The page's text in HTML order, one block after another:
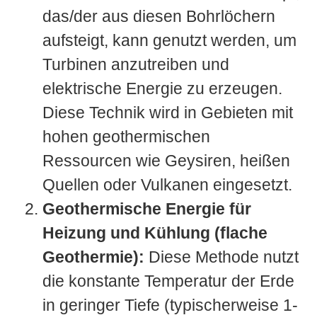
das/der aus diesen Bohrlöchern
aufsteigt, kann genutzt werden, um
Turbinen anzutreiben und
elektrische Energie zu erzeugen.
Diese Technik wird in Gebieten mit
hohen geothermischen
Ressourcen wie Geysiren, heißen
Quellen oder Vulkanen eingesetzt.
Geothermische Energie für
Heizung und Kühlung (flache
Geothermie): Diese Methode nutzt
die konstante Temperatur der Erde
in geringer Tiefe (typischerweise 1-